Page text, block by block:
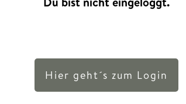
Hier geht´s zum Login